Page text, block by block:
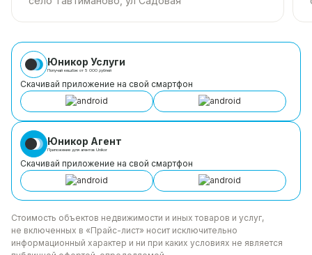
Юникор Услуги
Получай кешбэк от 5 000 рублей
Скачивай приложение на свой смартфон
Юникор Агент
Приложение для агентов Unikor
Скачивай приложение на свой смартфон
Стоимость объектов недвижимости и иных товаров и услуг,
не включенных в «Прайс-лист» носит исключительно
информационный характер и ни при каких условиях не является